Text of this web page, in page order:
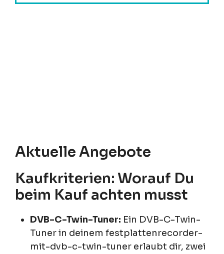
Aktuelle Angebote
Kaufkriterien: Worauf Du
beim Kauf achten musst
DVB-C-Twin-Tuner: Ein DVB-C-Twin-
Tuner in deinem festplattenrecorder-
mit-dvb-c-twin-tuner erlaubt dir, zwei